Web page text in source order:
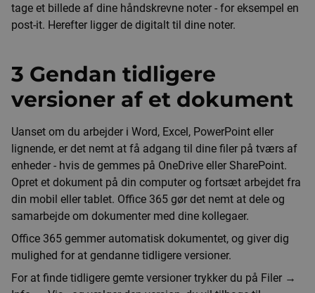
tage et billede af dine håndskrevne noter - for eksempel en
post-it. Herefter ligger de digitalt til dine noter.
3 Gendan tidligere
versioner af et dokument
Uanset om du arbejder i Word, Excel, PowerPoint eller
lignende, er det nemt at få adgang til dine filer på tværs af
enheder - hvis de gemmes på OneDrive eller SharePoint.
Opret et dokument på din computer og fortsæt arbejdet fra
din mobil eller tablet. Office 365 gør det nemt at dele og
samarbejde om dokumenter med dine kollegaer.
Office 365 gemmer automatisk dokumentet, og giver dig
mulighed for at gendanne tidligere versioner.
For at finde tidligere gemte versioner trykker du på Filer →